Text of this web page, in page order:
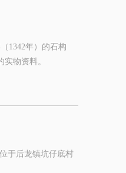
1342年）的石构
物资料。
于后龙镇坑仔底村